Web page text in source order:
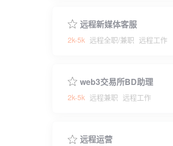
远程新媒体客服
2k-5k 远程全职/兼职 远程工作
web3交易所BD助理
2k-5k 远程兼职 远程工作
远程运营